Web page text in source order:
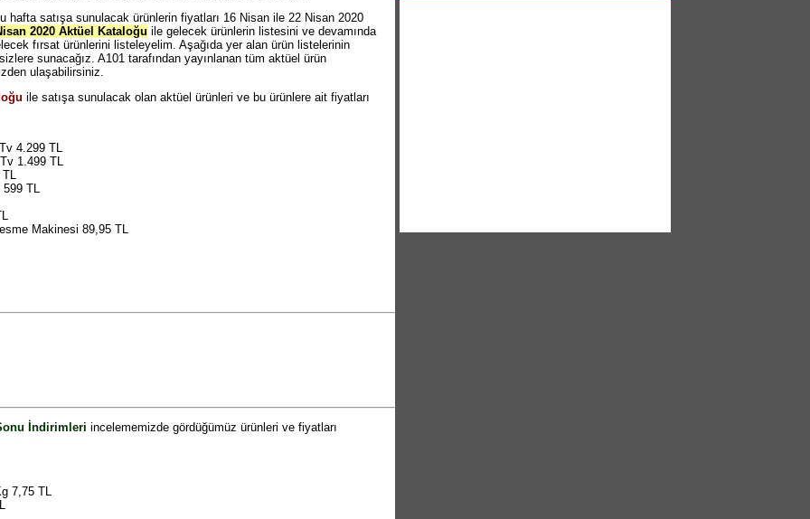
hafta satışa sunulacak ürünlerin fiyatları 16 Nisan ile 22 Nisan 2020
2020 Aktüel Kataloğu ile gelecek ürünlerin listesini ve devamında
fırsat ürünlerini listeleyelim. Aşağıda yer alan ürün listelerinin
sunacağız. A101 tarafından yayınlanan tüm aktüel ürün
ulaşabilirsiniz.
ile satışa sunulacak olan aktüel ürünleri ve bu ürünlere ait fiyatları
4.299 TL
1.499 TL
TL
599 TL
Makinesi 89,95 TL
Çeşitleri 10,95 TL
TL
İndirimleri incelememizde gördüğümüz ürünleri ve fiyatları
7,75 TL